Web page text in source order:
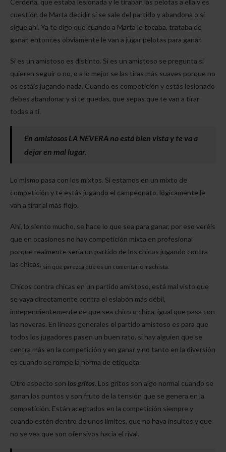
cuestión de Marta decidir si se sale del partido y abandona o si
sigue ahí. Ya te digo que cuando a Marta le tocaba, trataba de
ganar, entonces obviamente le van a jugar pelotas para ganar.
Si es un amistoso es distinto. Si es un amistoso se pregunta si
quieren seguir o no, o a lo mejor se las tiras más suaves porque no
os estáis jugando nada. Cuando es competición y estás lesionado
debes abandonar y si te quedas, que sepas que te van a tirar
todas a ti.
En amistosos LA NEVERA no está bien vista y te va a
dejar en mal lugar.
Lo mismo pasa con los mixtos. Si estamos en un mixto de
competición y te estás jugando el campeonato, lógicamente le
van a tirar al más flojo.
Ahí, lo siento mucho, se hace lo que sea para ganar, por eso veréis
que en ocasiones no hay competición mixta en profesional
porque realmente sería un partido de los chicos jugando contra
las chicas, sin que parezca que es un comentario machista.
Chicos contra chicas en un partido amistoso, está mal visto que
se vaya directamente contra el eslabón más débil,
independientemente de que sea chico o chica, igual que pasa con
las neveras. En líneas generales el partido amistoso es para que
todos los jugadores pasen un buen rato, si hay alguien que se
centra más en la competición y en ganar y no tanto en la diversión
es cuando se rompe la norma de etiqueta.
Otro aspecto son los gritos. Los gritos son algo normal cuando se
ganan los puntos y son fruto de la tensión que se genera en la
competición. Están aceptados en la competición siempre y
cuando estén dentro de unos límites, que no haya insultos y que
no se vea que son ofensivos hacia el rival.